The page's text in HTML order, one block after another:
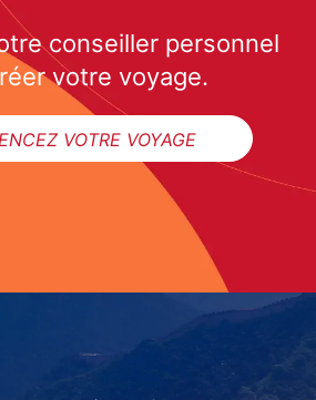
conseiller personnel
votre voyage.
VOTRE VOYAGE